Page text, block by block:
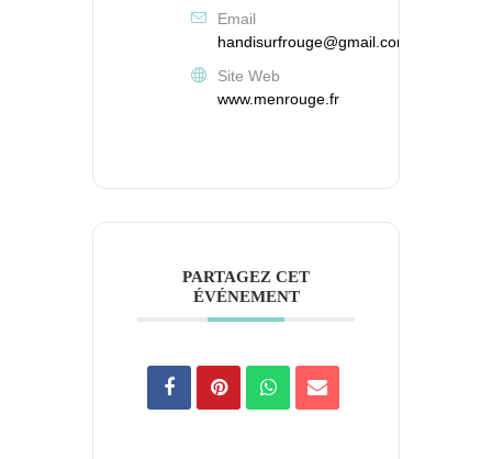
Email
handisurfrouge@gmail.com
Site Web
www.menrouge.fr
PARTAGEZ CET
ÉVÉNEMENT